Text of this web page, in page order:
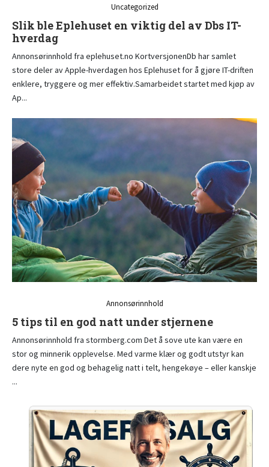
Uncategorized
Slik ble Eplehuset en viktig del av Dbs IT-
hverdag
Annonsørinnhold fra eplehuset.no KortversjonenDb har samlet
store deler av Apple-hverdagen hos Eplehuset for å gjøre IT-driften
enklere, tryggere og mer effektiv.Samarbeidet startet med kjøp av
Ap...
Annonsørinnhold
5 tips til en god natt under stjernene
Annonsørinnhold fra stormberg.com Det å sove ute kan være en
stor og minnerik opplevelse. Med varme klær og godt utstyr kan
dere nyte en god og behagelig natt i telt, hengekøye – eller kanskje
...